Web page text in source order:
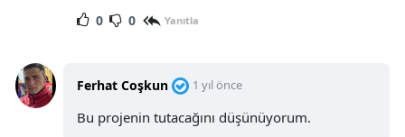
0 0 Yanıtla
Ferhat Coşkun 1 yıl önce
Bu projenin tutacağını düşünüyorum.